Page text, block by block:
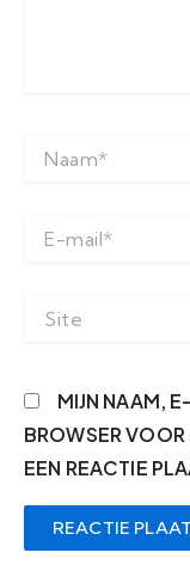
NAAM*
E-
SITE
MIJN NAAM,
BROWSER VOOR
EEN REACTIE